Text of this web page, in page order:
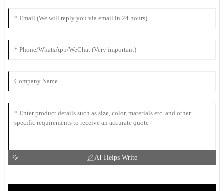
AI Helps Write